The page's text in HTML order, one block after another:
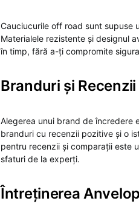
Cauciucurile off road sunt supuse
Materialele rezistente și designul
în timp, fără a-ți compromite
Branduri și Recenzii
Alegerea unui brand de încredere
branduri cu recenzii pozitive și o
pentru recenzii și comparații este
sfaturi de la experți.
Întreținerea